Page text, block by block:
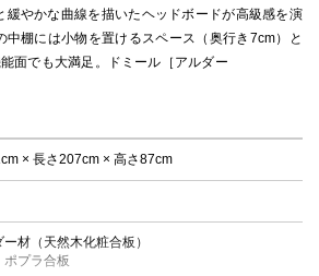
緩やかな曲線を描いたヘッドボードが高級感を演
中棚には小物を置けるスペース（奥行き7cm）と
面でも大満足。ドミール［アルダー
× 長さ207cm × 高さ87cm
ー材（天然木化粧合板）
ポプラ合板